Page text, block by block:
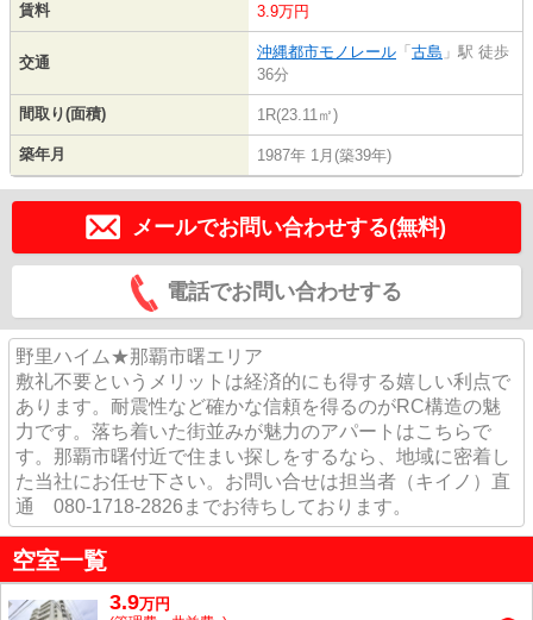
賃料 3.9万円
交通
沖縄都市モノレール 「 古島 」駅 徒歩
36分
間取り(面積) 1R(23.11㎡)
築年月 1987年 1月(築39年)
メールでお問い合わせする(無料)
電話でお問い合わせする
野里ハイム★那覇市曙エリア
敷礼不要というメリットは経済的にも得する嬉しい利点で
あります。耐震性など確かな信頼を得るのがRC構造の魅
力です。落ち着いた街並みが魅力のアパートはこちらで
す。那覇市曙付近で住まい探しをするなら、地域に密着し
た当社にお任せ下さい。お問い合せは担当者（キイノ）直
通 080-1718-2826までお待ちしております。
空室一覧
3.9万円